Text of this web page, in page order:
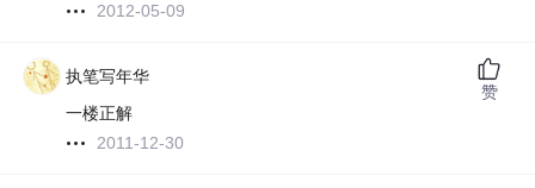
2012-05-09
执笔写年华
一楼正解
2011-12-30
赞